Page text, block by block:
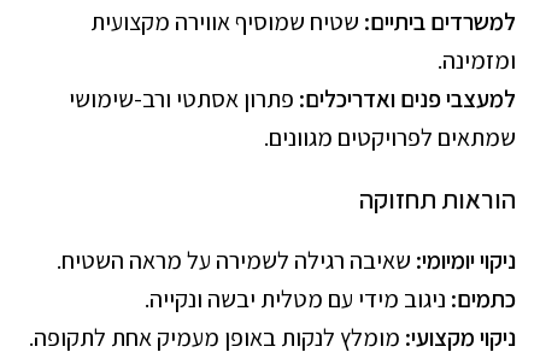
למשרדים ביתיים: שטיח שמוסיף אווירה מקצועית
ומזמינה.
למעצבי פנים ואדריכלים: פתרון אסתטי ורב-שימושי
שמתאים לפרויקטים מגוונים.
הוראות תחזוקה
ניקוי יומיומי: שאיבה רגילה לשמירה על מראה השטיח.
כתמים: ניגוב מידי עם מטלית יבשה ונקייה.
ניקוי מקצועי: מומלץ לנקות באופן מעמיק אחת לתקופה.